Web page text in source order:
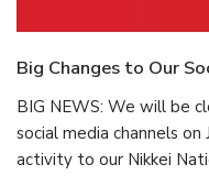
Big Changes to Our
BIG NEWS: We will be
social media channels
activity to our Nikkei